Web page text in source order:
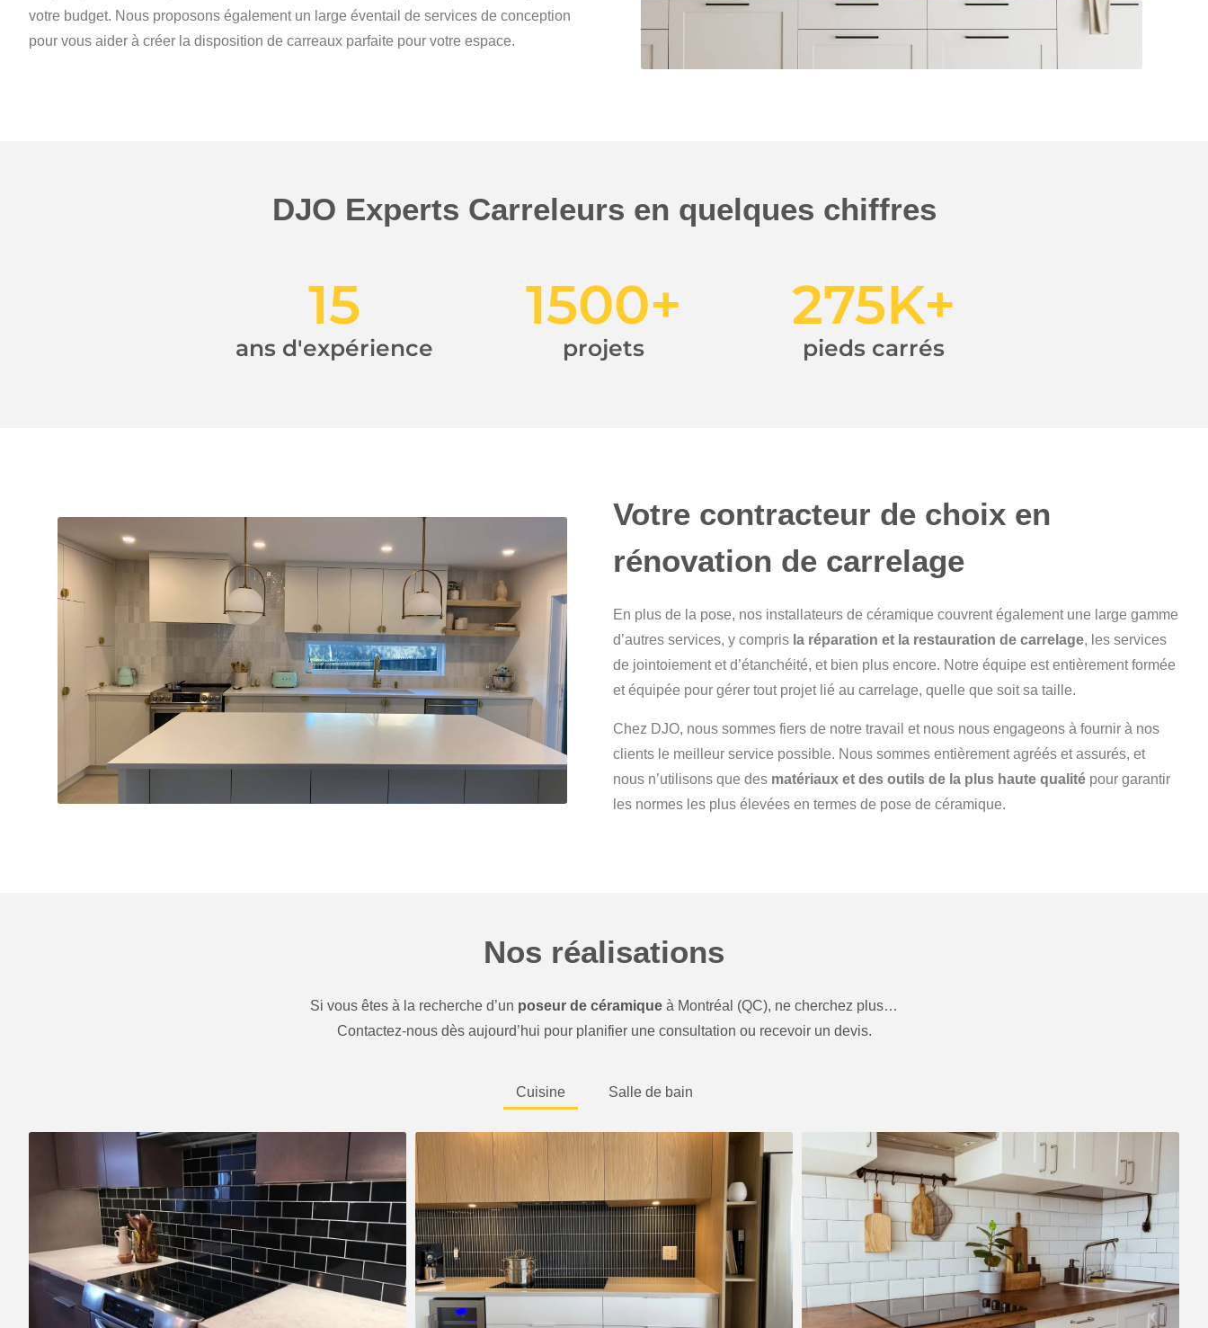
votre budget. Nous proposons également un large éventail de services de conception
pour vous aider à créer la disposition de carreaux parfaite pour votre espace.
DJO Experts Carreleurs en quelques chiffres
ans d'expérience
15
projets
1500+
pieds carrés
275K+
Votre contracteur de choix en
rénovation de carrelage
En plus de la pose, nos installateurs de céramique couvrent également une large gamme
d’autres services, y compris la réparation et la restauration de carrelage, les services
de jointoiement et d’étanchéité, et bien plus encore. Notre équipe est entièrement formée
et équipée pour gérer tout projet lié au carrelage, quelle que soit sa taille.
Chez DJO, nous sommes fiers de notre travail et nous nous engageons à fournir à nos
clients le meilleur service possible. Nous sommes entièrement agréés et assurés, et
nous n’utilisons que des matériaux et des outils de la plus haute qualité pour garantir
les normes les plus élevées en termes de pose de céramique.
Nos réalisations
Si vous êtes à la recherche d’un poseur de céramique à Montréal (QC), ne cherchez plus…
Contactez-nous dès aujourd’hui pour planifier une consultation ou recevoir un devis.
Cuisine Salle de bain